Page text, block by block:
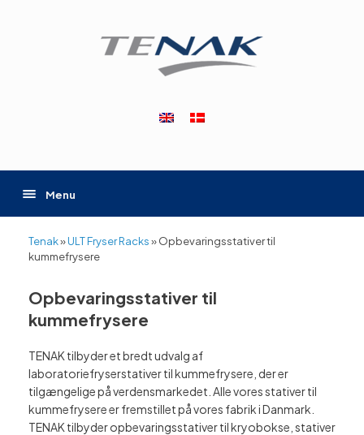
Menu
Tenak»ULT Fryser Racks»Opbevaringsstativer til
kummefrysere
Opbevaringsstativer til
kummefrysere
TENAK tilbyder et bredt udvalg af
laboratoriefryserstativer til kummefrysere, der er
tilgængelige på verdensmarkedet. Alle vores stativer til
kummefrysere er fremstillet på vores fabrik i Danmark.
TENAK tilbyder opbevaringsstativer til kryobokse, stativer